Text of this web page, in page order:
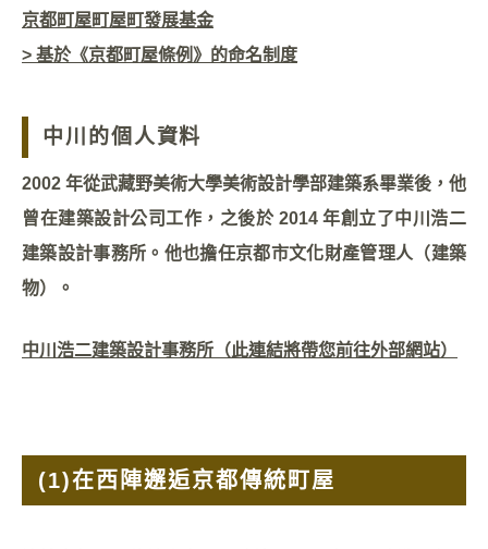
京都町屋町屋町發展基金
> 基於《京都町屋條例》的命名制度
中川的個人資料
2002 年從武藏野美術大學美術設計學部建築系畢業後，他
曾在建築設計公司工作，之後於 2014 年創立了中川浩二
建築設計事務所。他也擔任京都市文化財產管理人（建築
物）。
中川浩二建築設計事務所（此連結將帶您前往外部網站）
(1)在西陣邂逅京都傳統町屋